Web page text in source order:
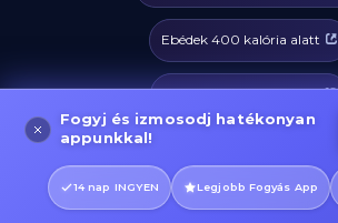
Ebédek 400 kalória alatt
Ebédek 500 kalória alatt
Ebédek 700-800 kalória alatt
Fogyj és izmosodj hatékonyan
appunkkal!
14 nap INGYEN Legjobb Fogyás App